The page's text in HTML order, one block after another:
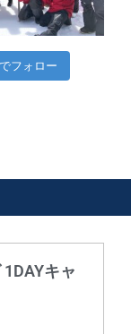
フォロー
キャ